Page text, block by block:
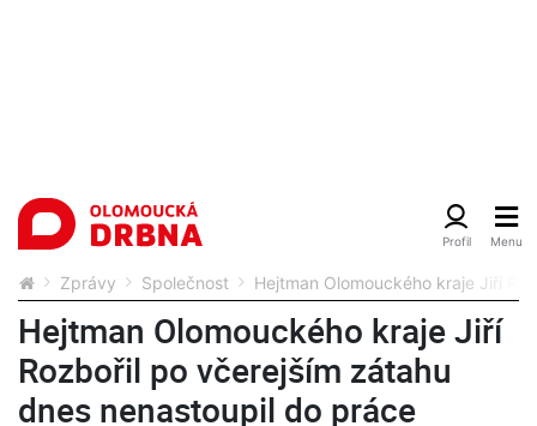
Zprávy Společnost Hejtman Olomouckého kraje Jiří
Hejtman Olomouckého kraje Jiří
Rozbořil po včerejším zátahu
dnes nenastoupil do práce